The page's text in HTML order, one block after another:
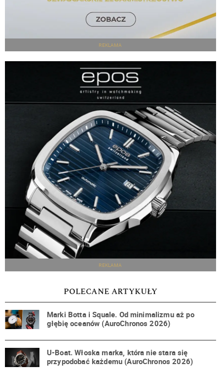
REKLAMA
REKLAMA
POLECANE ARTYKUŁY
Marki Botta i Squale. Od minimalizmu aż po
głębię oceanów (AuroChronos 2026)
U-Boat. Włoska marka, która nie stara się
przypodobać każdemu (AuroChronos 2026)